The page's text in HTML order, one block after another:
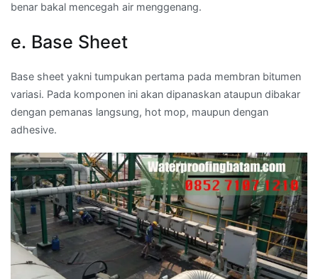
benar bakal mencegah air menggenang.
e. Base Sheet
Base sheet yakni tumpukan pertama pada membran bitumen
variasi. Pada komponen ini akan dipanaskan ataupun dibakar
dengan pemanas langsung, hot mop, maupun dengan
adhesive.